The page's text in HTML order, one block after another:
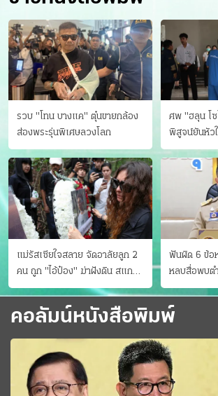
รวบ "โทน บางแค" ตุ๋นขายกล้อง
ส่องพระรุ่นพิเศษลวงโลก
ศพ "ฮลุน โซ
พิสูจน์ยันหัว
บาดแผล
แม่รัสเซียใจสลาย จัดอาลัยลูก 2
คน ถูก "ไอ้ป๋อง" ฆ่าฝังดิน สแกน
ไม่มีศพเพิ่ม
ฟันผิด 6 ข้อ
หลบสื่อพบต
สอบท้องถิ่น
คอลัมน์หนังสือพิมพ์